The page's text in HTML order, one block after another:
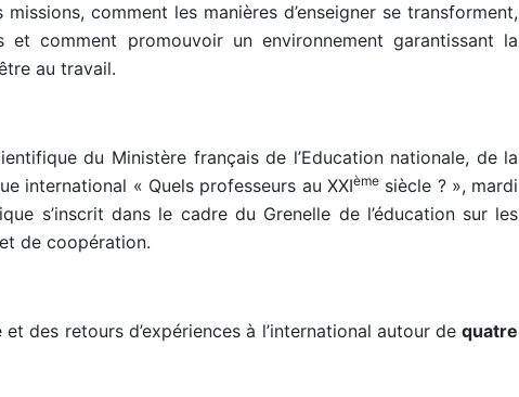
comment les manières d’enseigner se transforment,
comment promouvoir un environnement garantissant la
au travail.
du Ministère français de l’Education nationale, de la
international « Quels professeurs au XXIème siècle ? », mardi
s’inscrit dans le cadre du Grenelle de l’éducation sur les
de coopération.
des retours d’expériences à l’international autour dequatre